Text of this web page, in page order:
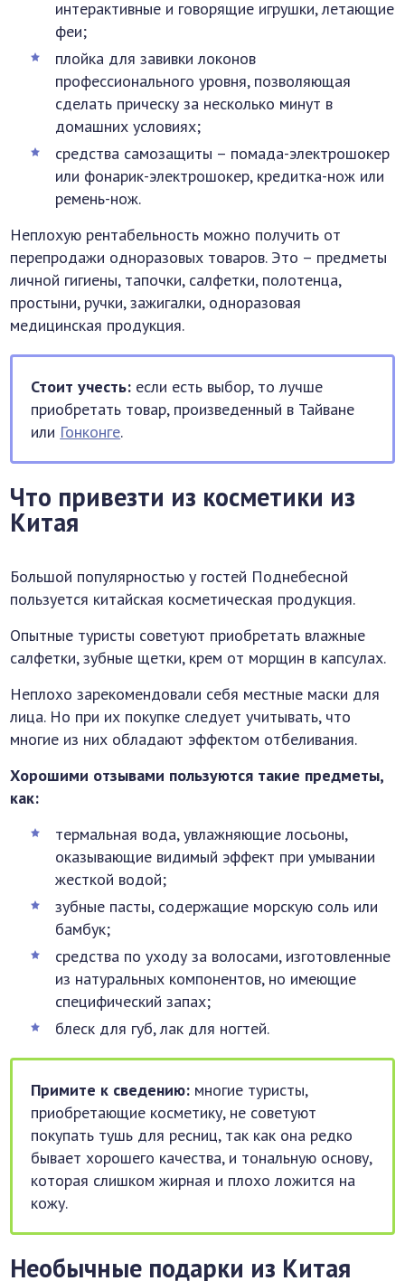
интерактивные и говорящие игрушки, летающие
феи;
плойка для завивки локонов
профессионального уровня, позволяющая
сделать прическу за несколько минут в
домашних условиях;
средства самозащиты – помада-электрошокер
или фонарик-электрошокер, кредитка-нож или
ремень-нож.
Неплохую рентабельность можно получить от
перепродажи одноразовых товаров. Это – предметы
личной гигиены, тапочки, салфетки, полотенца,
простыни, ручки, зажигалки, одноразовая
медицинская продукция.
Стоит учесть: если есть выбор, то лучше
приобретать товар, произведенный в Тайване
или Гонконге.
Что привезти из косметики из
Китая
Большой популярностью у гостей Поднебесной
пользуется китайская косметическая продукция.
Опытные туристы советуют приобретать влажные
салфетки, зубные щетки, крем от морщин в капсулах.
Неплохо зарекомендовали себя местные маски для
лица. Но при их покупке следует учитывать, что
многие из них обладают эффектом отбеливания.
Хорошими отзывами пользуются такие предметы,
как:
термальная вода, увлажняющие лосьоны,
оказывающие видимый эффект при умывании
жесткой водой;
зубные пасты, содержащие морскую соль или
бамбук;
средства по уходу за волосами, изготовленные
из натуральных компонентов, но имеющие
специфический запах;
блеск для губ, лак для ногтей.
Примите к сведению: многие туристы,
приобретающие косметику, не советуют
покупать тушь для ресниц, так как она редко
бывает хорошего качества, и тональную основу,
которая слишком жирная и плохо ложится на
кожу.
Необычные подарки из Китая